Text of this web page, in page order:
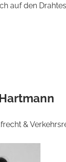
auf den
&